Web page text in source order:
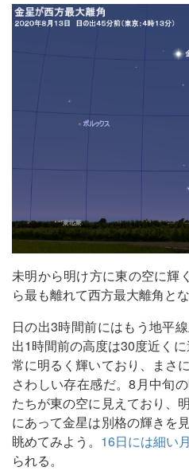
未明から明け方に東の空に輝
ら最も離れて西方最大離角とな
日の出3時間前にはもう地平
出1時間前の高度は30度近く
常に明るく輝いており、まさ
さわしい存在感だ。8月中旬
たちが東の空に見えており、
にあって金星は別格の輝きを
眺めてみよう。 16日には細い
られる。